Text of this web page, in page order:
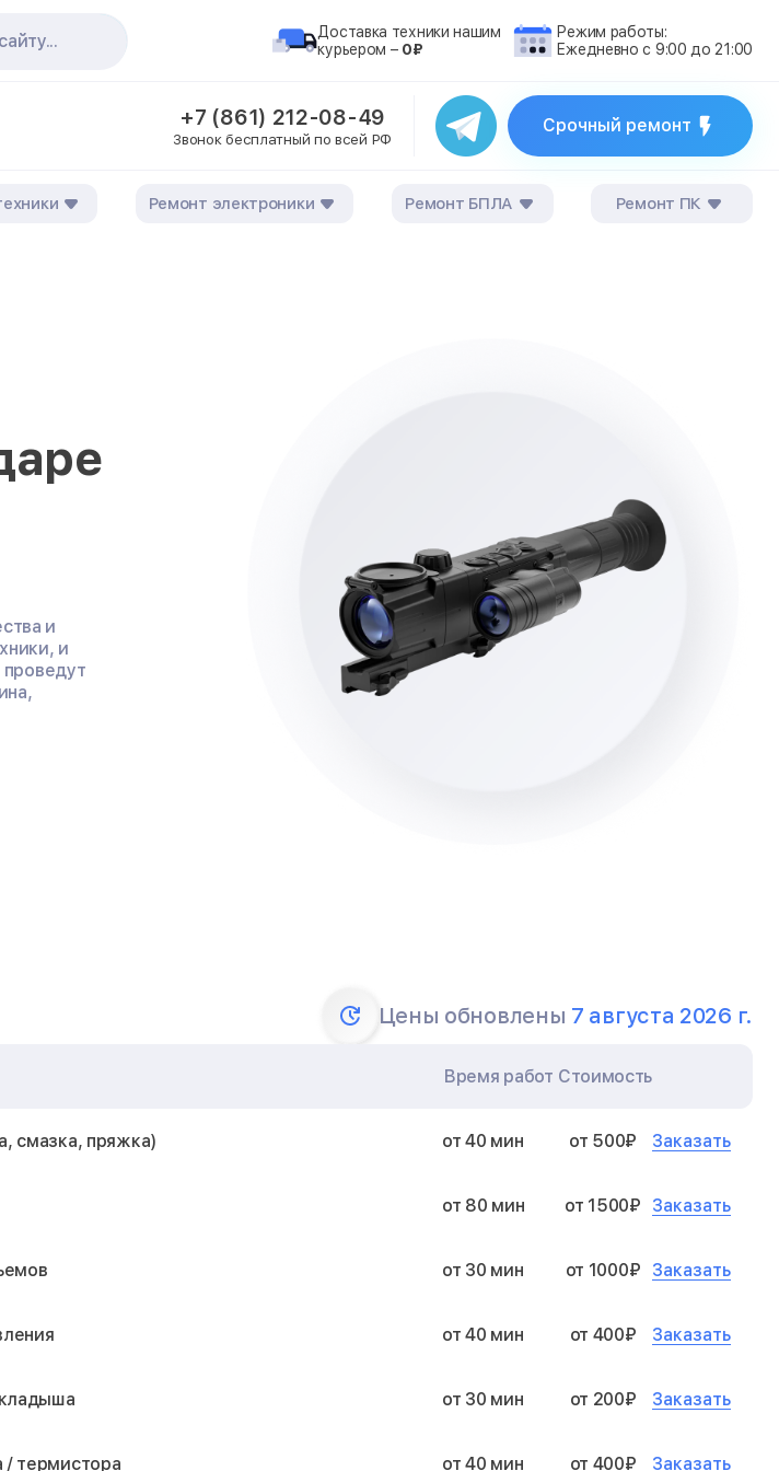
Доставка техники нашим
курьером – 0₽
Режим работы:
Ежедневно с 9:00 до 21:00
+7 (861) 212-08-49
Звонок бесплатный по всей РФ
Срочный ремонт
Ремонт электроники Ремонт БПЛА Ремонт ПК
и
и
Цены обновлены 7 августа 2026 г.
Время работ Стоимость
смазка, пряжка) от 40 мин от 500₽ Заказать
от 80 мин от 1500₽ Заказать
от 30 мин от 1000₽ Заказать
от 40 мин от 400₽ Заказать
от 30 мин от 200₽ Заказать
/ термистора от 40 мин от 400₽ Заказать